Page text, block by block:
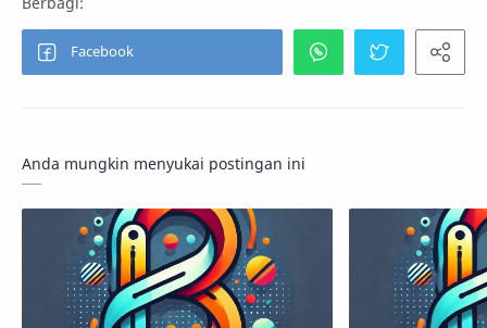
Anda mungkin menyukai postingan ini